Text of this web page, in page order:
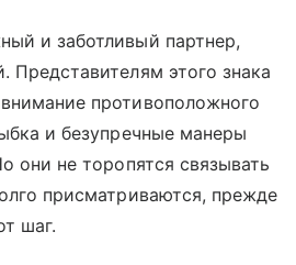
и заботливый партнер,
Представителям этого знака
противоположного
и безупречные манеры
они не торопятся связывать
присматриваются, прежде
шаг.